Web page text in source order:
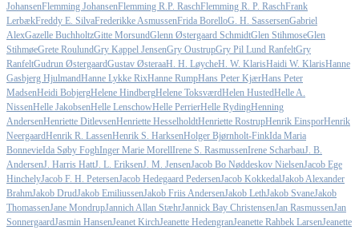
JohansenFlemming JohansenFlemming R.P. RaschFlemming R. P. RaschFrank
LerbækFreddy E. SilvaFrederikke AsmussenFrida BorelloG. H. SassersenGabriel
AlexGazelle BuchholtzGitte MorsundGlenn Østergaard SchmidtGlen StihmoseGlen
StihmøeGrete RoulundGry Kappel JensenGry OustrupGry Pil Lund RanfeltGry
RanfeltGudrun ØstergaardGustav ØsteraaH. H. LøycheH. W. KlarisHaidi W. KlarisHanne
Gasbjerg HjulmandHanne Lykke RixHanne RumpHans Peter KjærHans Peter
MadsenHeidi BobjergHelene HindbergHelene ToksværdHelen HustedHelle A.
NissenHelle JakobsenHelle LenschowHelle PerrierHelle RydingHenning
AndersenHenriette DitlevsenHenriette HesselholdtHenriette RostrupHenrik EinsporHenrik
NeergaardHenrik R. LassenHenrik S. HarksenHolger Bjørnholt-FinkIda Maria
BonnevieIda Søby FoghInger Marie MorellIrene S. RasmussenIrene ScharbauJ. B.
AndersenJ. Harris HattJ. L. EriksenJ. M. JensenJacob Bo Nøddeskov NielsenJacob Ege
HinchelyJacob F. H. PetersenJacob Hedegaard PedersenJacob KokkedalJakob Alexander
BrahmJakob DrudJakob EmiliussenJakob Friis AndersenJakob LethJakob SvaneJakob
ThomassenJane MondrupJannich Allan StæhrJannick Bay ChristensenJan RasmussenJan
SonnergaardJasmin HansenJeanet KirchJeanette HedengranJeanette Rahbek LarsenJeanette